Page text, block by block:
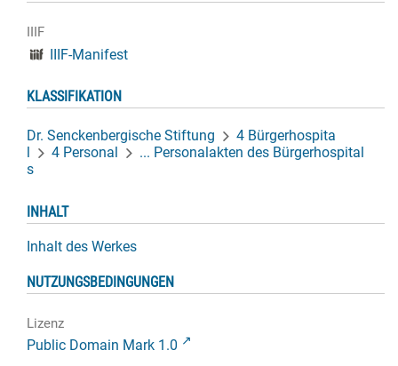
IIIF
IIIF-Manifest
KLASSIFIKATION
Dr. Senckenbergische Stiftung
4 Bürgerhospita
l
4 Personal
... Personalakten des Bürgerhospital
s
INHALT
Inhalt des Werkes
NUTZUNGSBEDINGUNGEN
Lizenz
Public Domain Mark 1.0